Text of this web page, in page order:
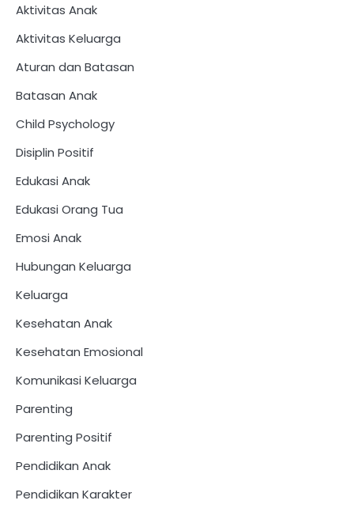
Aktivitas Anak
Aktivitas Keluarga
Aturan dan Batasan
Batasan Anak
Child Psychology
Disiplin Positif
Edukasi Anak
Edukasi Orang Tua
Emosi Anak
Hubungan Keluarga
Keluarga
Kesehatan Anak
Kesehatan Emosional
Komunikasi Keluarga
Parenting
Parenting Positif
Pendidikan Anak
Pendidikan Karakter